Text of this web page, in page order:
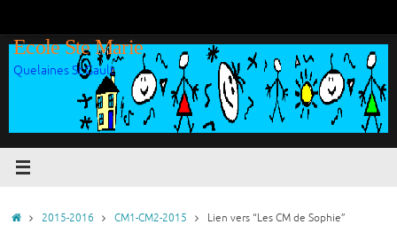
contenu
Ecole Ste Marie
Quelaines St Gault
Accueil2015-2016 CM1-CM2-2015 Lien vers “Les CM de Sophie”